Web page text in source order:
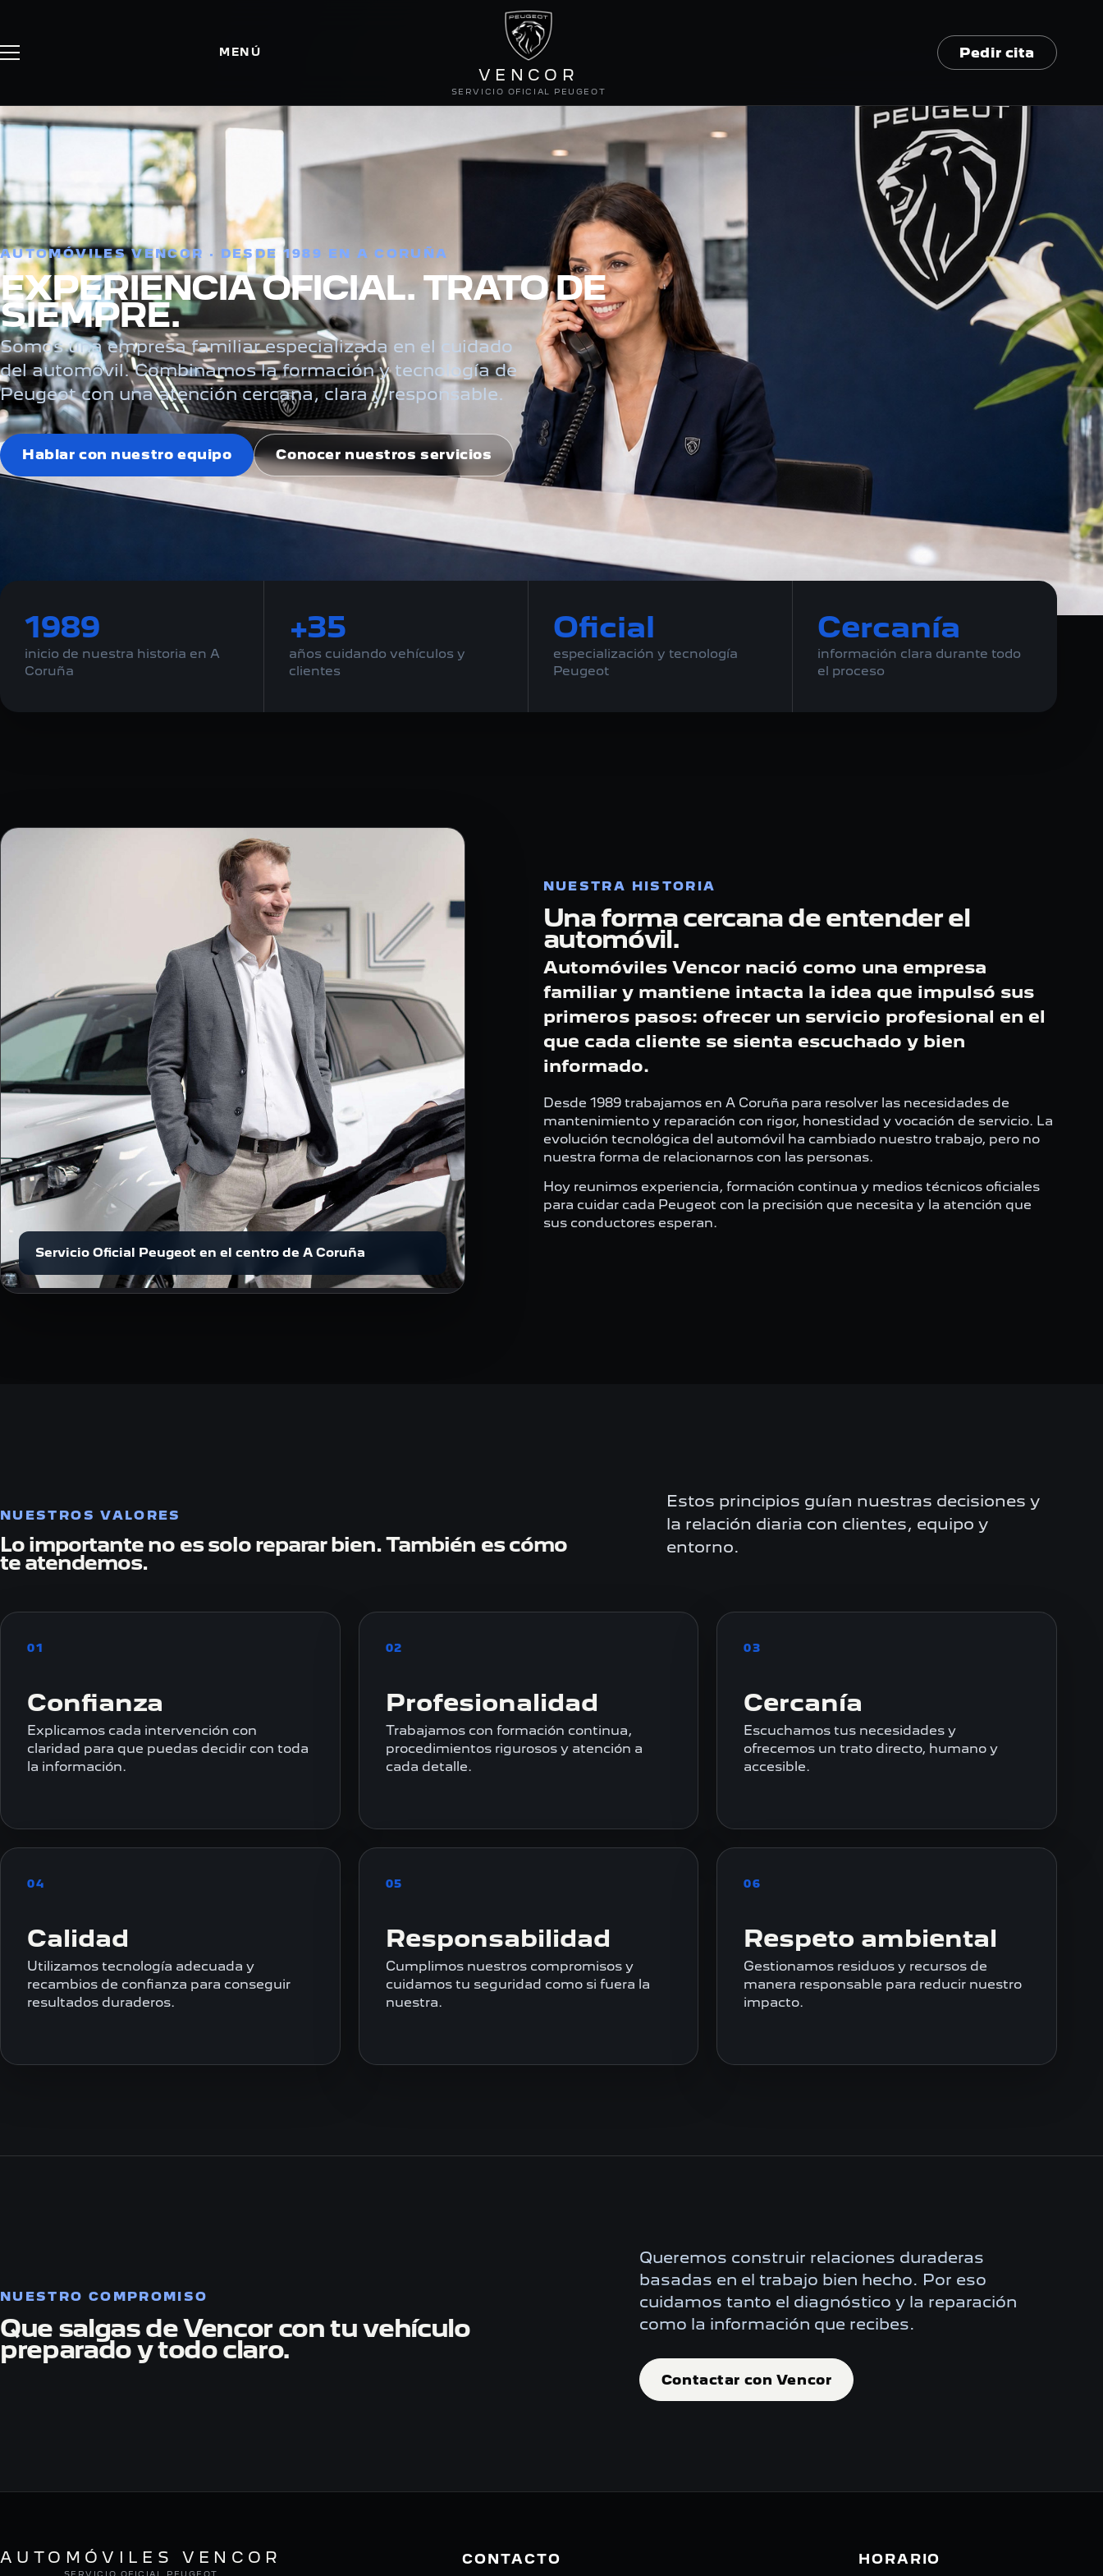
MENÚ
VENCOR
SERVICIO OFICIAL PEUGEOT
Pedir cita
AUTOMÓVILES VENCOR · DESDE 1989 EN A CORUÑA
EXPERIENCIA OFICIAL. TRATO DE
SIEMPRE.
Somos una empresa familiar especializada en el cuidado
del automóvil. Combinamos la formación y tecnología de
Peugeot con una atención cercana, clara y responsable.
Hablar con nuestro equipo Conocer nuestros servicios
1989
inicio de nuestra historia en A
Coruña
+35
años cuidando vehículos y
clientes
Oficial
especialización y tecnología
Peugeot
Cercanía
información clara durante todo
el proceso
Servicio Oficial Peugeot en el centro de A Coruña
NUESTRA HISTORIA
Una forma cercana de entender el
automóvil.
Automóviles Vencor nació como una empresa
familiar y mantiene intacta la idea que impulsó sus
primeros pasos: ofrecer un servicio profesional en el
que cada cliente se sienta escuchado y bien
informado.
Desde 1989 trabajamos en A Coruña para resolver las necesidades de
mantenimiento y reparación con rigor, honestidad y vocación de servicio. La
evolución tecnológica del automóvil ha cambiado nuestro trabajo, pero no
nuestra forma de relacionarnos con las personas.
Hoy reunimos experiencia, formación continua y medios técnicos oficiales
para cuidar cada Peugeot con la precisión que necesita y la atención que
sus conductores esperan.
NUESTROS VALORES
Lo importante no es solo reparar bien. También es cómo
te atendemos.
Estos principios guían nuestras decisiones y
la relación diaria con clientes, equipo y
entorno.
01
Confianza
Explicamos cada intervención con
claridad para que puedas decidir con toda
la información.
02
Profesionalidad
Trabajamos con formación continua,
procedimientos rigurosos y atención a
cada detalle.
03
Cercanía
Escuchamos tus necesidades y
ofrecemos un trato directo, humano y
accesible.
04
Calidad
Utilizamos tecnología adecuada y
recambios de confianza para conseguir
resultados duraderos.
05
Responsabilidad
Cumplimos nuestros compromisos y
cuidamos tu seguridad como si fuera la
nuestra.
06
Respeto ambiental
Gestionamos residuos y recursos de
manera responsable para reducir nuestro
impacto.
NUESTRO COMPROMISO
Que salgas de Vencor con tu vehículo
preparado y todo claro.
Queremos construir relaciones duraderas
basadas en el trabajo bien hecho. Por eso
cuidamos tanto el diagnóstico y la reparación
como la información que recibes.
Contactar con Vencor
AUTOMÓVILES VENCOR
SERVICIO OFICIAL PEUGEOT
CONTACTO HORARIO